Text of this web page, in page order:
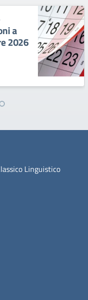
a
2026
Linguistico